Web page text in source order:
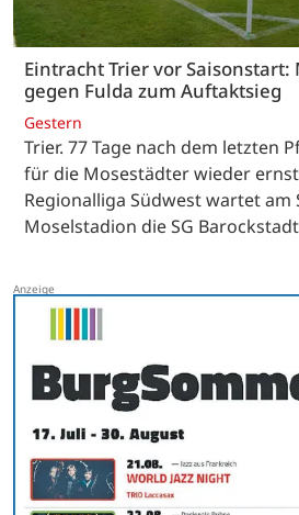
Eintracht Trier vor
gegen Fulda zum Auftaktsieg
Gestern
Trier. 77 Tage nach dem letzten
für die Mosestädter wieder
Regionalliga Südwest wartet am
Moselstadion die SG